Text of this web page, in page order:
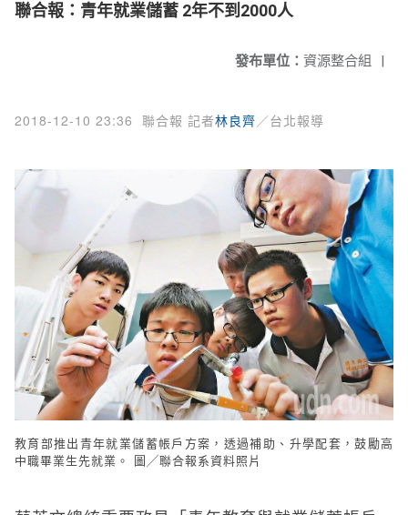
聯合報：青年就業儲蓄 2年不到2000人
發布單位： 資源整合組 |
2018-12-10 23:36 聯合報 記者林良齊／台北報導
教育部推出青年就業儲蓄帳戶方案，透過補助、升學配套，鼓勵高
中職畢業生先就業。 圖╱聯合報系資料照片